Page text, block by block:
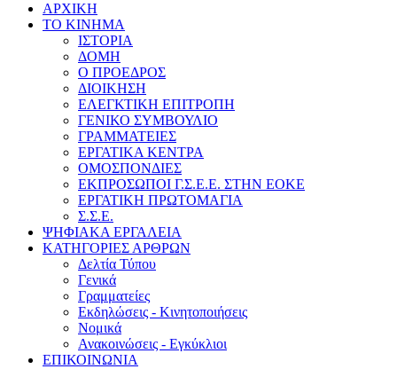
ΑΡΧΙΚΗ
ΤΟ ΚΙΝΗΜΑ
ΙΣΤΟΡΙΑ
ΔΟΜΗ
Ο ΠΡΟΕΔΡΟΣ
ΔΙΟΙΚΗΣΗ
ΕΛΕΓΚΤΙΚΗ ΕΠΙΤΡΟΠΗ
ΓΕΝΙΚΟ ΣΥΜΒΟΥΛΙΟ
ΓΡΑΜΜΑΤΕΙΕΣ
ΕΡΓΑΤΙΚΑ ΚΕΝΤΡΑ
ΟΜΟΣΠΟΝΔΙΕΣ
ΕΚΠΡΟΣΩΠΟΙ Γ.Σ.Ε.Ε. ΣΤΗΝ ΕΟΚΕ
ΕΡΓΑΤΙΚΗ ΠΡΩΤΟΜΑΓΙΑ
Σ.Σ.Ε.
ΨΗΦΙΑΚΑ ΕΡΓΑΛΕΙΑ
ΚΑΤΗΓΟΡΙΕΣ ΑΡΘΡΩΝ
Δελτία Τύπου
Γενικά
Γραμματείες
Εκδηλώσεις - Κινητοποιήσεις
Νομικά
Ανακοινώσεις - Εγκύκλιοι
ΕΠΙΚΟΙΝΩΝΙΑ